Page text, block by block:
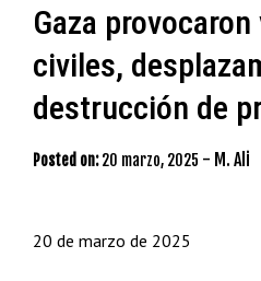
Gaza
civiles,
destrucción de
Posted on: 20 marzo, 2025 - M. Ali
20 de marzo de 2025